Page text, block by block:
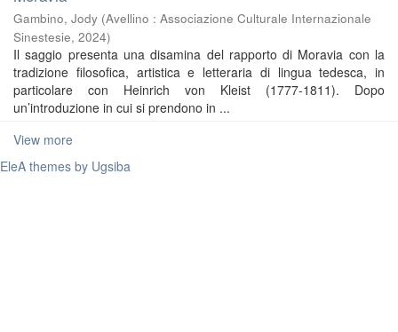
Gambino, Jody (Avellino : Associazione Culturale Internazionale
Sinestesie, 2024)
Il saggio presenta una disamina del rapporto di Moravia con la
tradizione filosofica, artistica e letteraria di lingua tedesca, in
particolare con Heinrich von Kleist (1777-1811). Dopo
un’introduzione in cui si prendono in ...
View more
EleA themes by Ugsiba